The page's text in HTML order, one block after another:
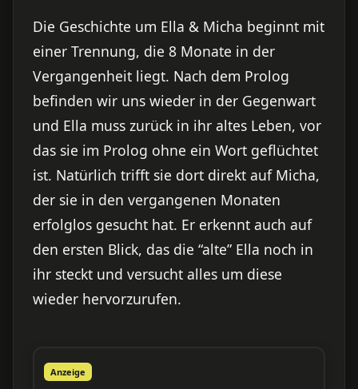
Die Geschichte um Ella & Micha beginnt mit
einer Trennung, die 8 Monate in der
Vergangenheit liegt. Nach dem Prolog
befinden wir uns wieder in der Gegenwart
und Ella muss zurück in ihr altes Leben, vor
das sie im Prolog ohne ein Wort geflüchtet
ist. Natürlich trifft sie dort direkt auf Micha,
der sie in den vergangenen Monaten
erfolglos gesucht hat. Er erkennt auch auf
den ersten Blick, das die “alte” Ella noch in
ihr steckt und versucht alles um diese
wieder hervorzurufen.
Anzeige